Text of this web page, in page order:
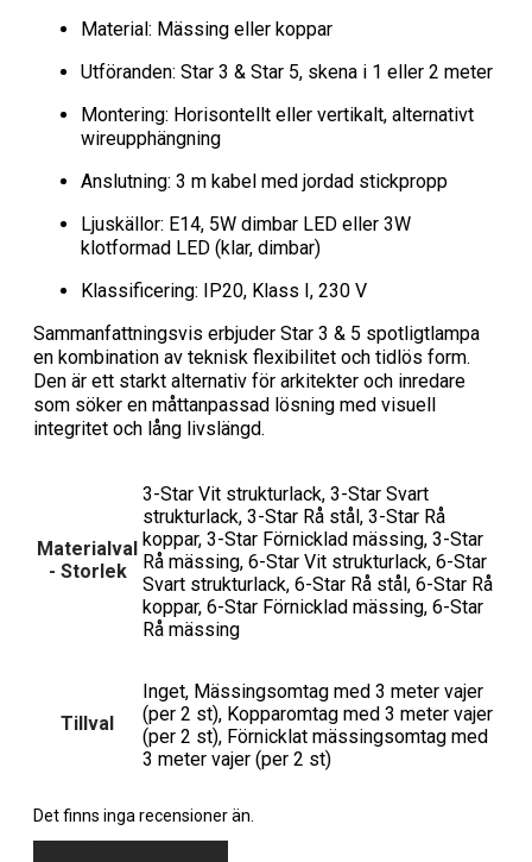
Material: Mässing eller koppar
Utföranden: Star 3 & Star 5, skena i 1 eller 2 meter
Montering: Horisontellt eller vertikalt, alternativt
wireupphängning
Anslutning: 3 m kabel med jordad stickpropp
Ljuskällor: E14, 5W dimbar LED eller 3W
klotformad LED (klar, dimbar)
Klassificering: IP20, Klass I, 230 V
Sammanfattningsvis erbjuder Star 3 & 5 spotligtlampa
en kombination av teknisk flexibilitet och tidlös form.
Den är ett starkt alternativ för arkitekter och inredare
som söker en måttanpassad lösning med visuell
integritet och lång livslängd.
Materialval
- Storlek
3-Star Vit strukturlack, 3-Star Svart
strukturlack, 3-Star Rå stål, 3-Star Rå
koppar, 3-Star Förnicklad mässing, 3-Star
Rå mässing, 6-Star Vit strukturlack, 6-Star
Svart strukturlack, 6-Star Rå stål, 6-Star Rå
koppar, 6-Star Förnicklad mässing, 6-Star
Rå mässing
Tillval
Inget, Mässingsomtag med 3 meter vajer
(per 2 st), Kopparomtag med 3 meter vajer
(per 2 st), Förnicklat mässingsomtag med
3 meter vajer (per 2 st)
Det finns inga recensioner än.